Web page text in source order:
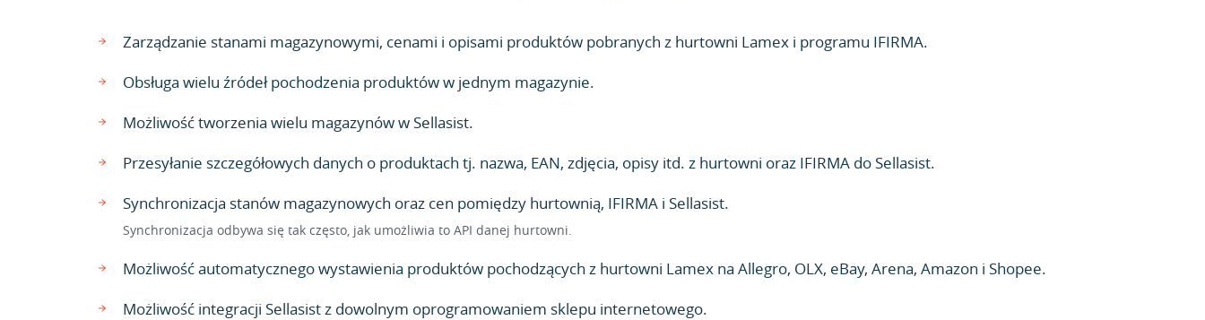
Zarządzanie stanami magazynowymi, cenami i opisami produktów pobranych z hurtowni Lamex i programu IFIRMA.
Obsługa wielu źródeł pochodzenia produktów w jednym magazynie.
Możliwość tworzenia wielu magazynów w Sellasist.
Przesyłanie szczegółowych danych o produktach tj. nazwa, EAN, zdjęcia, opisy itd. z hurtowni oraz IFIRMA do Sellasist.
Synchronizacja stanów magazynowych oraz cen pomiędzy hurtownią, IFIRMA i Sellasist.
Synchronizacja odbywa się tak często, jak umożliwia to API danej hurtowni.
Możliwość automatycznego wystawienia produktów pochodzących z hurtowni Lamex na Allegro, OLX, eBay, Arena, Amazon i Shopee.
Możliwość integracji Sellasist z dowolnym oprogramowaniem sklepu internetowego.